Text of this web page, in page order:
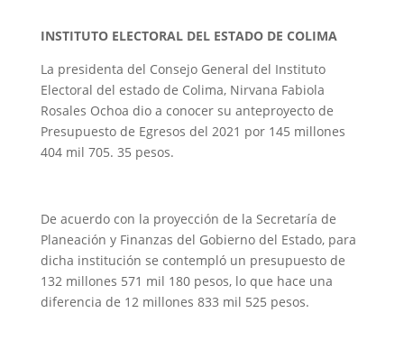
INSTITUTO ELECTORAL DEL ESTADO DE COLIMA
La presidenta del Consejo General del Instituto
Electoral del estado de Colima, Nirvana Fabiola
Rosales Ochoa dio a conocer su anteproyecto de
Presupuesto de Egresos del 2021 por 145 millones
404 mil 705. 35 pesos.
De acuerdo con la proyección de la Secretaría de
Planeación y Finanzas del Gobierno del Estado, para
dicha institución se contempló un presupuesto de
132 millones 571 mil 180 pesos, lo que hace una
diferencia de 12 millones 833 mil 525 pesos.